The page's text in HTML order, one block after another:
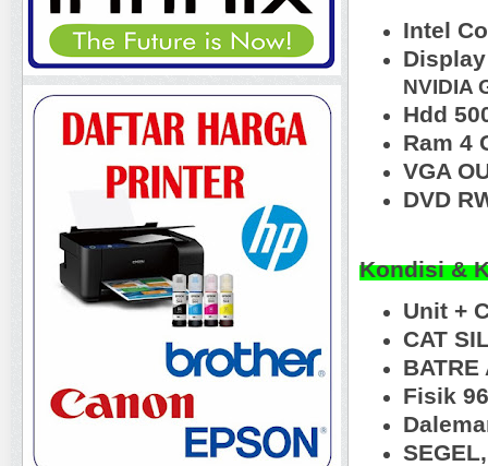
Intel
NVIDIA
Hdd
Ram 4
VGA
DVD
Kondisi &
Unit +
CAT
BATRE
Fisik